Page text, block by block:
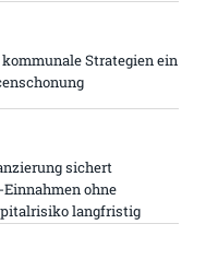
Strategien ein
sichert
ohne
langfristig